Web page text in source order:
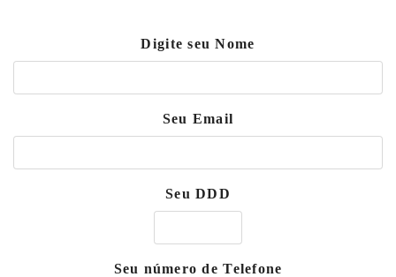
Digite seu Nome
Seu Email
Seu DDD
Seu número de Telefone